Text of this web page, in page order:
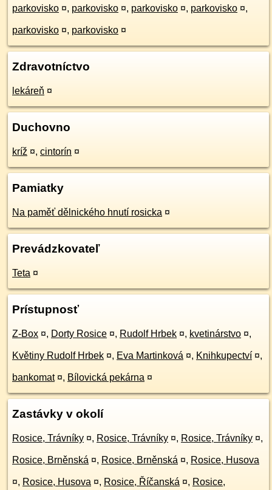
parkovisko ¤, parkovisko ¤, parkovisko ¤, parkovisko ¤,
parkovisko ¤, parkovisko ¤
Zdravotníctvo
lekáreň ¤
Duchovno
kríž ¤, cintorín ¤
Pamiatky
Na paměť dělnického hnutí rosicka ¤
Prevádzkovateľ
Teta ¤
Prístupnosť
Z-Box ¤, Dorty Rosice ¤, Rudolf Hrbek ¤, kvetinárstvo ¤,
Květiny Rudolf Hrbek ¤, Eva Martinková ¤, Knihkupectví ¤,
bankomat ¤, Bílovická pekárna ¤
Zastávky v okolí
Rosice, Trávníky ¤, Rosice, Trávníky ¤, Rosice, Trávníky ¤,
Rosice, Brněnská ¤, Rosice, Brněnská ¤, Rosice, Husova
¤, Rosice, Husova ¤, Rosice, Říčanská ¤, Rosice,